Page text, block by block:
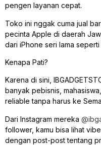
pengen layanan cepat.
Toko ini nggak cuma jual
pecinta Apple di daerah
dari iPhone seri lama seperti
Kenapa Pati?
Karena di sini,
banyak pebisnis,
reliable tanpa harus ke
Dari Instagram mereka
follower, kamu bisa lihat
dengan post-post tentang